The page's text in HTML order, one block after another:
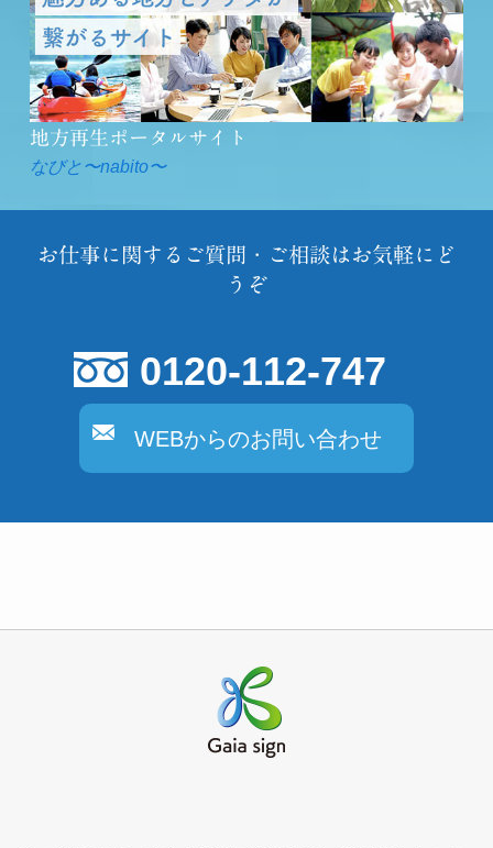
地方再生ポータルサイト
なびと〜nabito〜
お仕事に関するご質問・ご相談はお気軽にど
うぞ
0120-112-747
WEBからのお問い合わせ